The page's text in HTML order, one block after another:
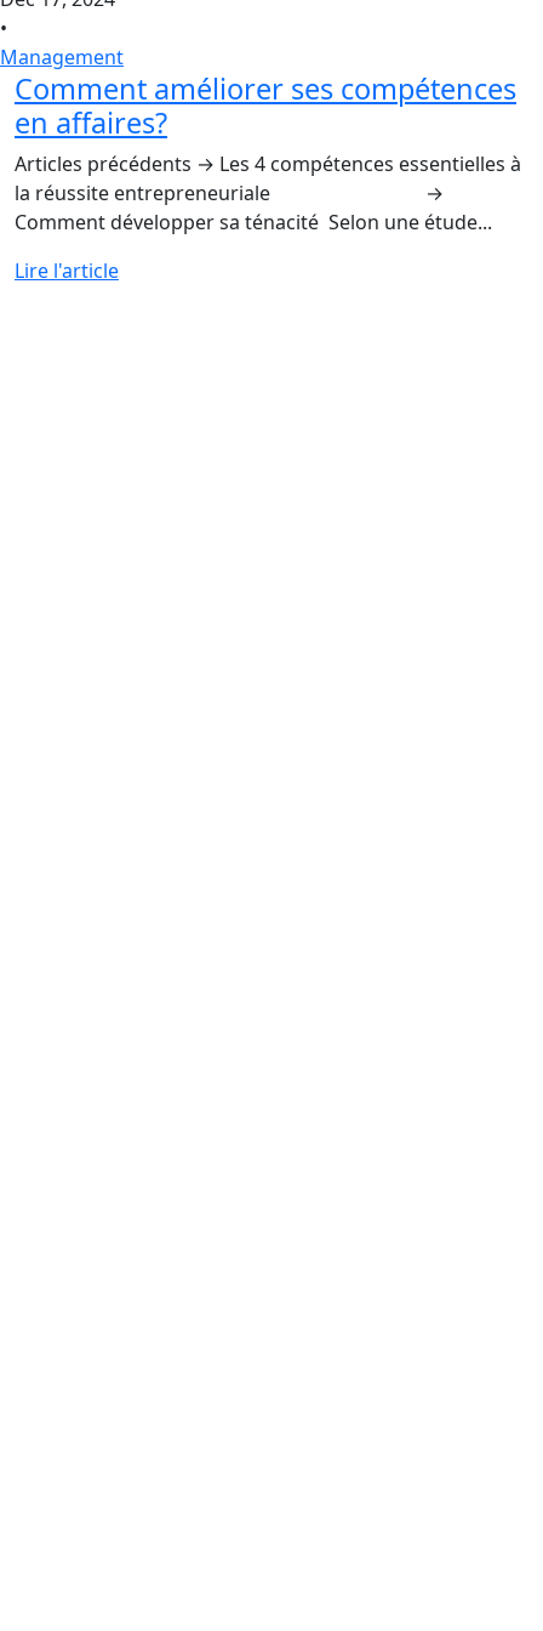
•
Management
Comment améliorer ses compétences
en affaires?
Articles précédents → Les 4 compétences essentielles à
la réussite entrepreneuriale →
Comment développer sa ténacité Selon une étude...
Lire l'article